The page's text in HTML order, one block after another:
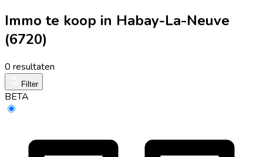
Immo te koop in Habay-La-Neuve
(6720)
0 resultaten
Filter
BETA